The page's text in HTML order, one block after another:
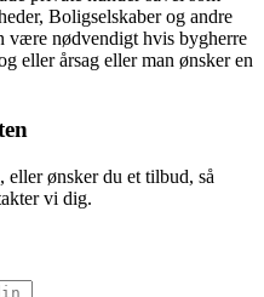
Boligselskaber og andre
nødvendigt hvis bygherre
eller årsag eller man ønsker en
ønsker du et tilbud, så
vi dig.